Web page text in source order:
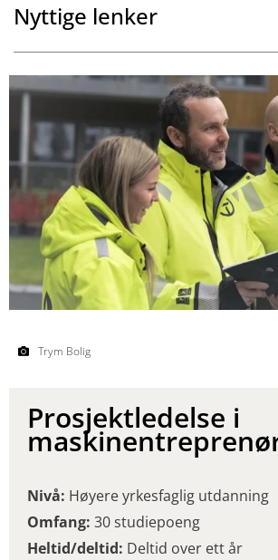
Nyttige lenker
Trym Bolig
Prosjektledelse i
Nivå: Høyere yrkesfaglig utdanning
Omfang: 30 studiepoeng
Heltid/deltid: Deltid over ett år